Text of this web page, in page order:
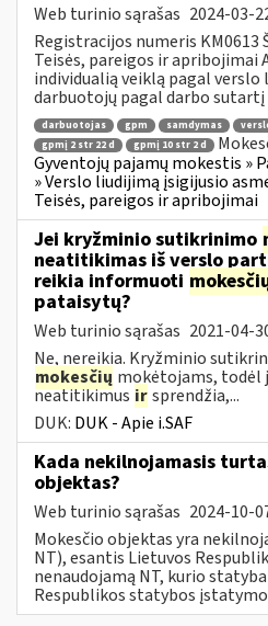
Web turinio sąrašas 2024-03-
Registracijos numeris
Teisės, pareigos ir apribojimai
individualią veiklą pagal
darbuotojų pagal darbo sutartį
darbuotojas gpm samdymas
gpmį 2 str 22 d
gpmį 10 str 2 d
Gyventojų pajamų mokestis »
» Verslo liudijimą įsigijusio
Teisės, pareigos ir apribojimai
Jei kryžminio sutikrinimo
neatitikimas iš verslo
reikia informuoti
pataisytų?
Web turinio sąrašas 2021-04-
Ne, nereikia. Kryžminio
mokesčių mokėtojams, todėl
neatitikimus irsprendžia,...
DUK: DUK - Apie i.SAF
Kada nekilnojamasis
objektas?
Web turinio sąrašas 2024-10-
Mokesčio objektas yra
NT), esantis Lietuvos
nenaudojamą NT, kurio
Respublikos statybos